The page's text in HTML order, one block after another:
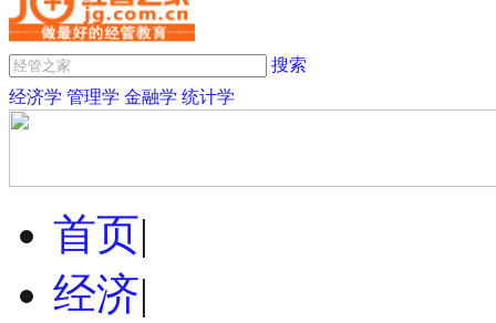
搜索
经济学 管理学 金融学 统计学
首页|
经济|